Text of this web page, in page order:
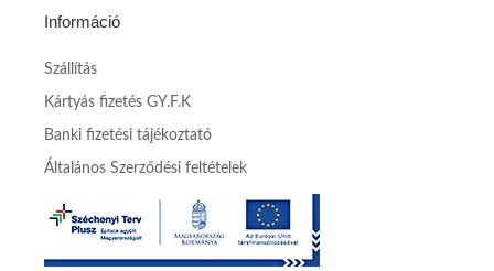
Információ
Szállítás
Kártyás fizetés GY.F.K
Banki fizetési tájékoztató
Általános Szerződési feltételek